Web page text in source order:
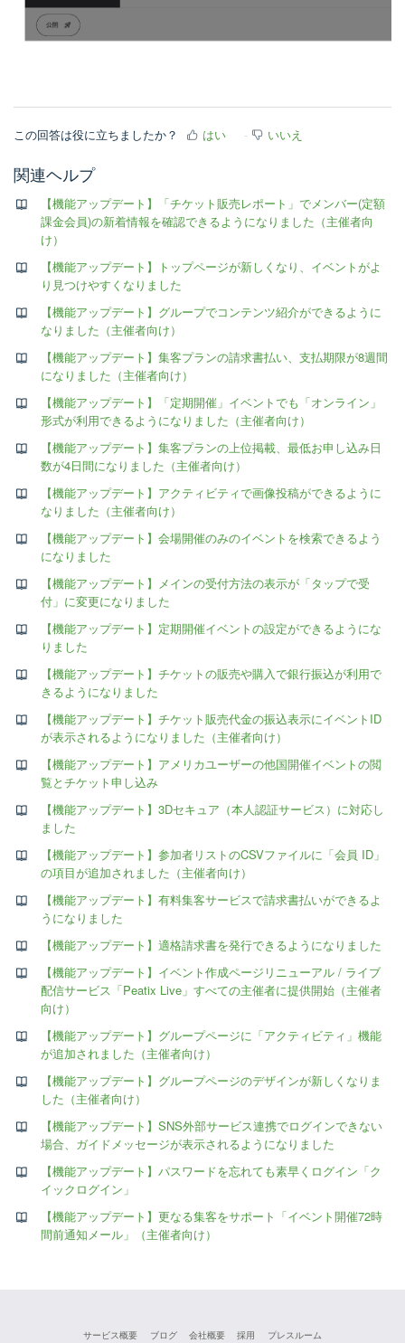
この回答は役に立ちましたか？ はい いいえ
関連ヘルプ
【機能アップデート】「チケット販売レポート」でメンバー(定額
課金会員)の新着情報を確認できるようになりました（主催者向
け）
【機能アップデート】トップページが新しくなり、イベントがよ
り見つけやすくなりました
【機能アップデート】グループでコンテンツ紹介ができるように
なりました（主催者向け）
【機能アップデート】集客プランの請求書払い、支払期限が8週間
になりました（主催者向け）
【機能アップデート】「定期開催」イベントでも「オンライン」
形式が利用できるようになりました（主催者向け）
【機能アップデート】集客プランの上位掲載、最低お申し込み日
数が4日間になりました（主催者向け）
【機能アップデート】アクティビティで画像投稿ができるように
なりました（主催者向け）
【機能アップデート】会場開催のみのイベントを検索できるよう
になりました
【機能アップデート】メインの受付方法の表示が「タップで受
付」に変更になりました
【機能アップデート】定期開催イベントの設定ができるようにな
りました
【機能アップデート】チケットの販売や購入で銀行振込が利用で
きるようになりました
【機能アップデート】チケット販売代金の振込表示にイベントID
が表示されるようになりました（主催者向け）
【機能アップデート】アメリカユーザーの他国開催イベントの閲
覧とチケット申し込み
【機能アップデート】3Dセキュア（本人認証サービス）に対応し
ました
【機能アップデート】参加者リストのCSVファイルに「会員 ID」
の項目が追加されました（主催者向け）
【機能アップデート】有料集客サービスで請求書払いができるよ
うになりました
【機能アップデート】適格請求書を発行できるようになりました
【機能アップデート】イベント作成ページリニューアル / ライブ
配信サービス「Peatix Live」すべての主催者に提供開始（主催者
向け）
【機能アップデート】グループページに「アクティビティ」機能
が追加されました（主催者向け）
【機能アップデート】グループページのデザインが新しくなりま
した（主催者向け）
【機能アップデート】SNS外部サービス連携でログインできない
場合、ガイドメッセージが表示されるようになりました
【機能アップデート】パスワードを忘れても素早くログイン「ク
イックログイン」
【機能アップデート】更なる集客をサポート「イベント開催72時
間前通知メール」（主催者向け）
サービス概要 ブログ 会社概要 採用 プレスルーム